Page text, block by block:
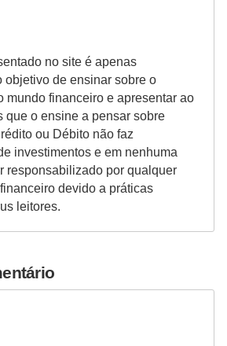
no site é apenas
objetivo de ensinar sobre o
mundo financeiro e apresentar ao
que o ensine a pensar sobre
ou Débito não faz
investimentos e em nenhuma
responsabilizado por qualquer
devido a práticas
leitores.